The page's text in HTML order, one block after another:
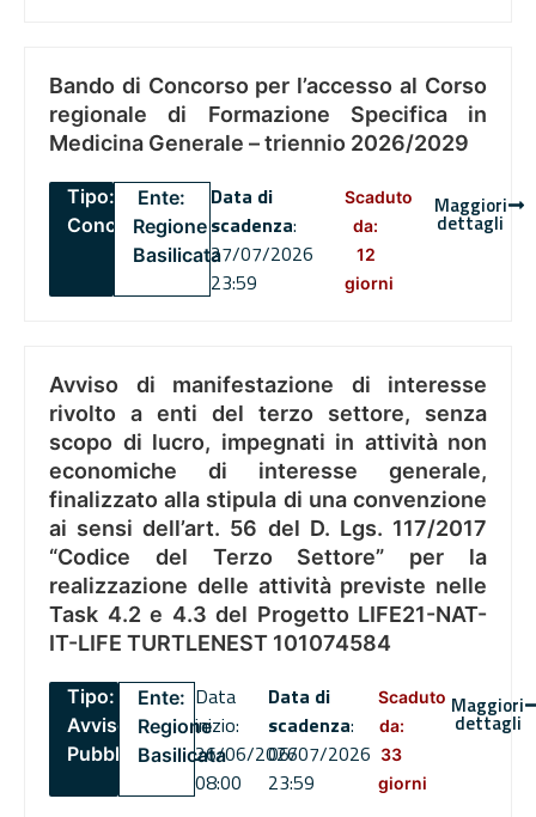
Bando di Concorso per l’accesso al Corso
regionale di Formazione Specifica in
Medicina Generale – triennio 2026/2029
Tipo:
Concorsi
Ente:
Regione
Basilicata
Data di
scadenza:
27/07/2026
23:59
Scaduto
da:
12
giorni
Maggiori
dettagli
Avviso di manifestazione di interesse
rivolto a enti del terzo settore, senza
scopo di lucro, impegnati in attività non
economiche di interesse generale,
finalizzato alla stipula di una convenzione
ai sensi dell’art. 56 del D. Lgs. 117/2017
“Codice del Terzo Settore” per la
realizzazione delle attività previste nelle
Task 4.2 e 4.3 del Progetto LIFE21-NAT-
IT-LIFE TURTLENEST 101074584
Tipo:
Avviso
Pubblico
Ente:
Regione
Basilicata
Data
inizio:
26/06/2026
08:00
Data di
scadenza:
06/07/2026
23:59
Scaduto
da:
33
giorni
Maggiori
dettagli